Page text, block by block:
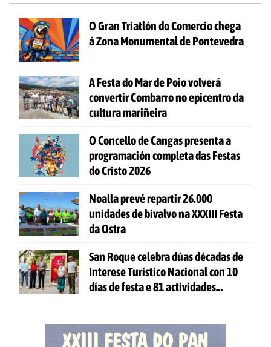
O Gran Triatlón do Comercio chega
á Zona Monumental de Pontevedra
A Festa do Mar de Poio volverá
convertir Combarro no epicentro da
cultura mariñeira
O Concello de Cangas presenta a
programación completa das Festas
do Cristo 2026
Noalla prevé repartir 26.000
unidades de bivalvo na XXXIII Festa
da Ostra
San Roque celebra dúas décadas de
Interese Turístico Nacional con 10
días de festa e 81 actividades